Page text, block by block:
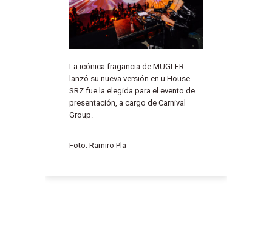
La icónica fragancia de MUGLER
lanzó su nueva versión en u.House.
SRZ fue la elegida para el evento de
presentación, a cargo de Carnival
Group.
Foto: Ramiro Pla